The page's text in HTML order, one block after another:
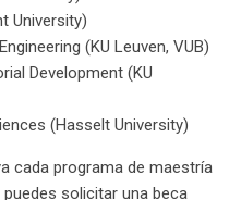
University)
(KU Leuven, VUB)
Development (KU
(Hasselt University)
cada programa de maestría
solicitar una beca